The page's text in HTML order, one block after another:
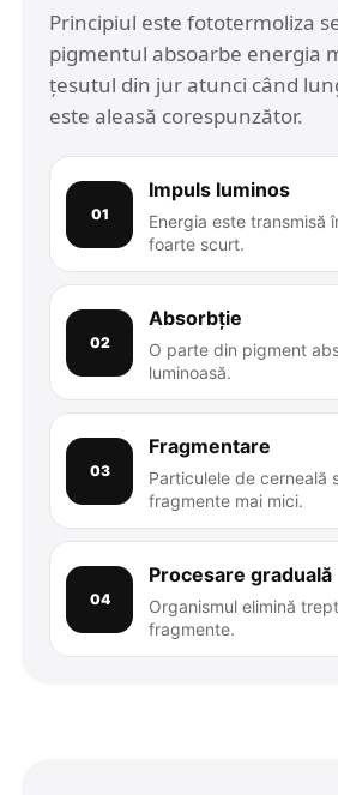
Principiul este fototermoliza
pigmentul absoarbe energia
țesutul din jur atunci când
este aleasă corespunzător.
01
Impuls luminos
Energia este transmisă
foarte scurt.
02
Absorbție
O parte din pigment
luminoasă.
03
Fragmentare
Particulele de cerneală
fragmente mai mici.
04
Procesare graduală
Organismul elimină
fragmente.